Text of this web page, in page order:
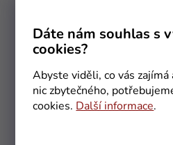
Dáte nám souhlas s
cookies?
Abyste viděli, co vás zajímá
nic zbytečného,
cookies. Další informace.